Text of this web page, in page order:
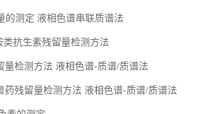
的测定 液相色谱串联质谱法
类抗生素残留量检测方法
量检测方法 液相色谱-质谱/质谱法
药残留量检测方法 液相色谱-质谱/质谱法